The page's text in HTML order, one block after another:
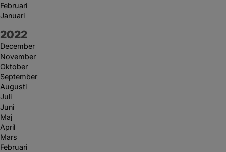
Februari
Januari
År:
2022
December
November
Oktober
September
Augusti
Juli
Juni
Maj
April
Mars
Februari